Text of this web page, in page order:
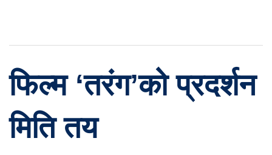
फिल्म ‘तरंग’को प्रदर्शन
मिति तय